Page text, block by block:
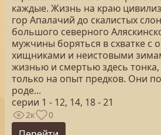
каждые. Жизнь на краю
гор Апалачий до скалистых
большого северного
мужчины боряться в схватке с
хищниками и неистовыми
жизнью и смертью здесь тонка,
только на опыт предков. Они
роде...
серии 1 - 12, 14, 18 - 21
2к 0